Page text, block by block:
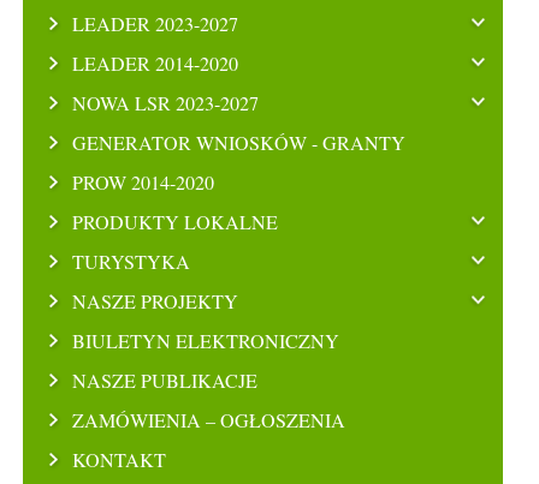
LEADER 2023-2027
LEADER 2014-2020
NOWA LSR 2023-2027
GENERATOR WNIOSKÓW - GRANTY
PROW 2014-2020
PRODUKTY LOKALNE
TURYSTYKA
NASZE PROJEKTY
BIULETYN ELEKTRONICZNY
NASZE PUBLIKACJE
ZAMÓWIENIA – OGŁOSZENIA
KONTAKT